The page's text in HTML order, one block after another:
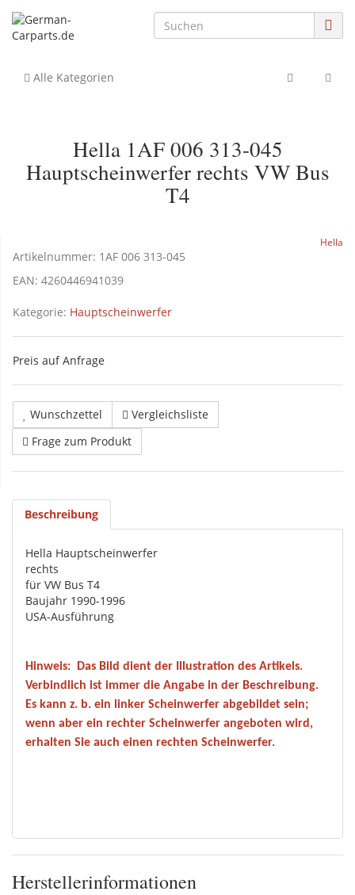
Alle Kategorien
Hella 1AF 006 313-045
Hauptscheinwerfer rechts VW Bus
T4
Hella
Artikelnummer: 1AF 006 313-045
EAN: 4260446941039
Kategorie: Hauptscheinwerfer
Preis auf Anfrage
Wunschzettel
Vergleichsliste
Frage zum Produkt
Beschreibung
Hella Hauptscheinwerfer
rechts
für VW Bus T4
Baujahr 1990-1996
USA-Ausführung
Hinweis:
Das Bild dient der Illustration des Artikels.
Verbindlich ist immer die Angabe in der Beschreibung.
Es kann z. b. ein linker Scheinwerfer abgebildet sein;
wenn aber ein rechter Scheinwerfer angeboten wird,
erhalten Sie auch einen rechten Scheinwerfer.
Herstellerinformationen